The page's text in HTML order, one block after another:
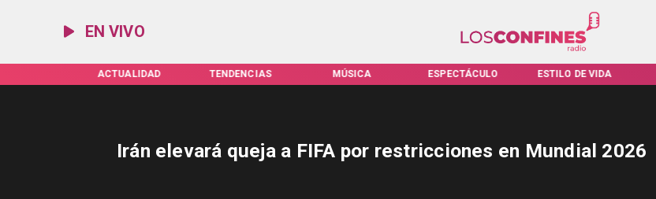
EN VIVO
TENDENCIAS MÚSICA ESPECTÁCULO ESTILO DE VIDA ASTROS
Irán elevará queja a FIFA por restricciones en Mundial 2026